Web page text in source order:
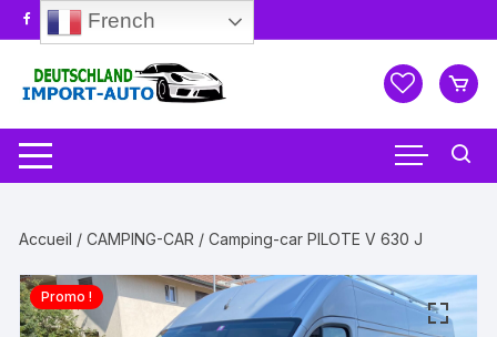
Aller
au
contenu
Accueil /CAMPING-CAR / Camping-car PILOTE V 630 J
Promo !
French